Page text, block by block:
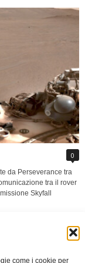
come i cookie per
0
da Perseverance tra
tra il rover
Skyfall